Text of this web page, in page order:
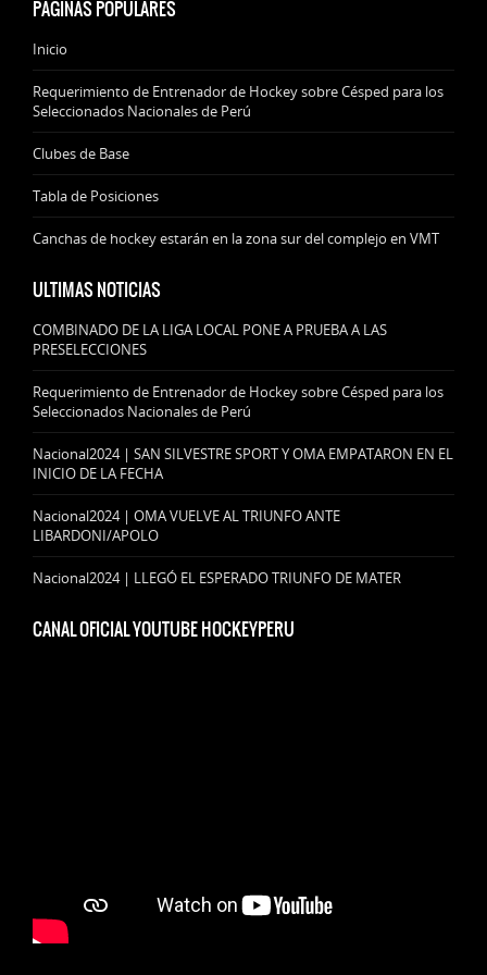
PÁGINAS POPULARES
Inicio
Requerimiento de Entrenador de Hockey sobre Césped para los
Seleccionados Nacionales de Perú
Clubes de Base
Tabla de Posiciones
Canchas de hockey estarán en la zona sur del complejo en VMT
ULTIMAS NOTICIAS
COMBINADO DE LA LIGA LOCAL PONE A PRUEBA A LAS
PRESELECCIONES
Requerimiento de Entrenador de Hockey sobre Césped para los
Seleccionados Nacionales de Perú
Nacional2024 | SAN SILVESTRE SPORT Y OMA EMPATARON EN EL
INICIO DE LA FECHA
Nacional2024 | OMA VUELVE AL TRIUNFO ANTE
LIBARDONI/APOLO
Nacional2024 | LLEGÓ EL ESPERADO TRIUNFO DE MATER
CANAL OFICIAL YOUTUBE HOCKEYPERU